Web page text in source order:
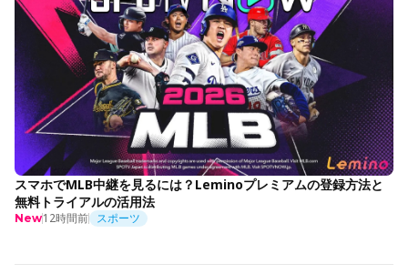
スマホでMLB中継を見るには？Leminoプレミアムの登録方法と
無料トライアルの活用法
New12時間前 スポーツ